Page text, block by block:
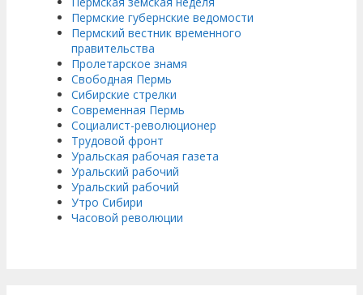
Пермские губернские ведомости
Пермский вестник временного
правительства
Пролетарское знамя
Свободная Пермь
Сибирские стрелки
Современная Пермь
Социалист-революционер
Трудовой фронт
Уральская рабочая газета
Уральский рабочий
Уральский рабочий
Утро Сибири
Часовой революции